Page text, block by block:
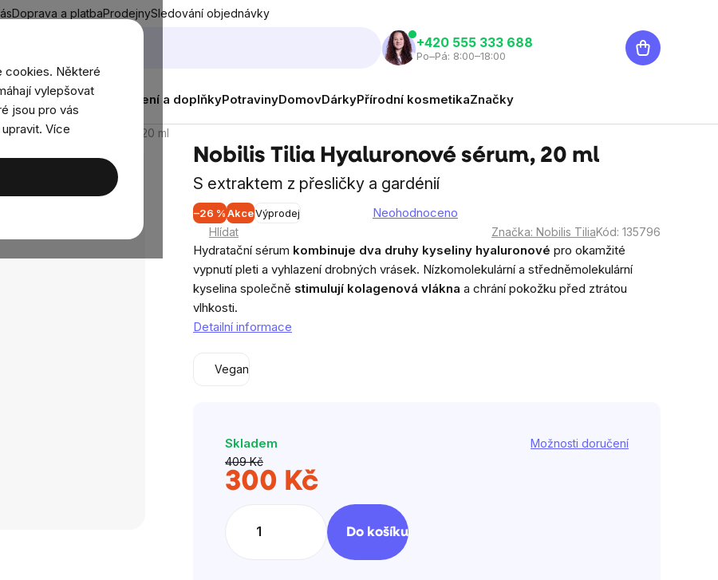
cookies. Některé
vylepšovat
jsou pro vás
Více
Doprava a platbaProdejnySledování objednávky
‭+420 555 333 688
Po–Pá: 8:00–18:00
Nákupní
košík
MužiŽenyDěti Oblečení a doplňkyPotravinyDomovDárkyPřírodní kosmetikaZnačky
Tilia Hyaluronové sérum, 20 ml
Nobilis Tilia Hyaluronové sérum, 20 ml
S extraktem z přesličky a gardénií
–26 %AkceVýprodej
produktu
je
0,0
Neohodnoceno
Hlídat Značka: Nobilis TiliaKód: 135796
Hydratační sérum kombinuje dva druhy kyseliny hyaluronové pro okamžité
vypnutí pleti a vyhlazení drobných vrásek. Nízkomolekulární a středněmolekulární
kyselina společně stimulují kolagenová vlákna a chrání pokožku před ztrátou
vlhkosti.
Detailní informace
Vegan
Skladem
Možnosti doručení
409 Kč
300 Kč
cena:
Do košíku